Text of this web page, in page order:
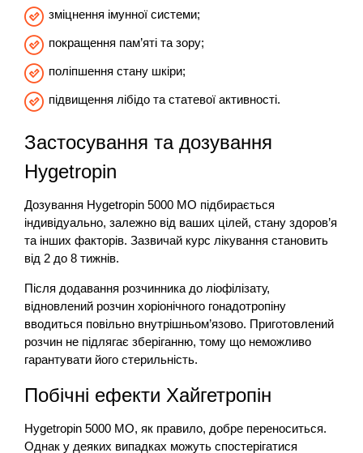
зміцнення імунної системи;
покращення пам’яті та зору;
поліпшення стану шкіри;
підвищення лібідо та статевої активності.
Застосування та дозування
Hygetropin
Дозування Hygetropin 5000 МО підбирається
індивідуально, залежно від ваших цілей, стану здоров’я
та інших факторів. Зазвичай курс лікування становить
від 2 до 8 тижнів.
Після додавання розчинника до ліофілізату,
відновлений розчин хоріонічного гонадотропіну
вводиться повільно внутрішньом’язово. Приготовлений
розчин не підлягає зберіганню, тому що неможливо
гарантувати його стерильність.
Побічні ефекти Хайгетропін
Hygetropin 5000 МО, як правило, добре переноситься.
Однак у деяких випадках можуть спостерігатися